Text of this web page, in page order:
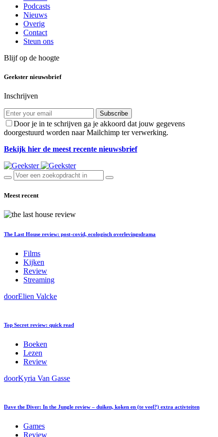
Podcasts
Nieuws
Overig
Contact
Steun ons
Blijf op de hoogte
Geekster nieuwsbrief
Inschrijven
Subscribe
Door je in te schrijven ga je akkoord dat jouw gegevens
doorgestuurd worden naar Mailchimp ter verwerking.
Bekijk hier de meest recente nieuwsbrief
Meest recent
The Last House review: post-covid, ecologisch overlevingsdrama
Films
Kijken
Review
Streaming
doorElien Valcke
Top Secret review: quick read
Boeken
Lezen
Review
doorKyria Van Gasse
Dave the Diver: In the Jungle review – duiken, koken en (te veel?) extra activteiten
Games
Review